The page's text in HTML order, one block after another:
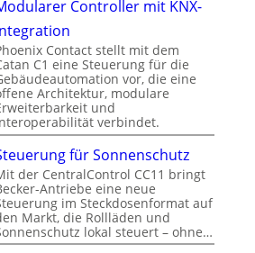
Controller mit KNX-
Contact stellt mit dem
C1 eine Steuerung für die
vor, die eine
Architektur, modulare
und
verbindet.
für Sonnenschutz
der CentralControl CC11 bringt
Antriebe eine neue
im Steckdosenformat auf
Markt, die Rollläden und
lokal steuert – ohne…